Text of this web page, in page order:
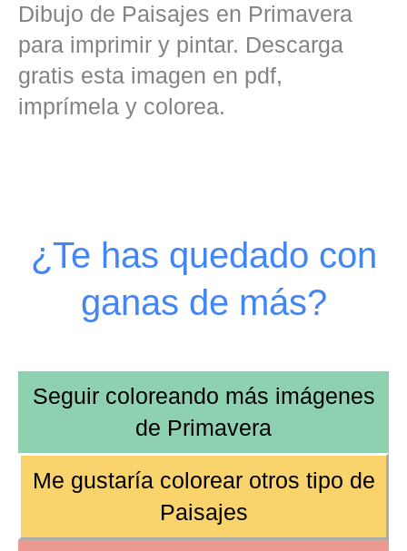
Dibujo de Paisajes en Primavera
para imprimir y pintar. Descarga
gratis esta imagen en pdf,
imprímela y colorea.
¿Te has quedado con
ganas de más?
Seguir coloreando más imágenes
de Primavera
Me gustaría colorear otros tipo de
Paisajes